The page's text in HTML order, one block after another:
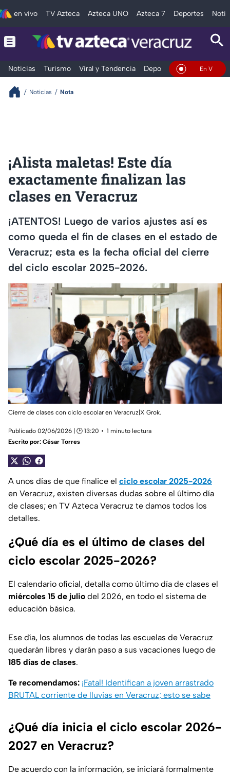
en vivo TV Azteca Azteca UNO Azteca 7 Deportes
Noticias Turismo Viral y Tendencia Deportes Espectáculos
En Vivo
Noticias Nota
¡Alista maletas! Este día
exactamente finalizan las
clases en Veracruz
¡ATENTOS! Luego de varios ajustes así es
como queda el fin de clases en el estado de
Veracruz; esta es la fecha oficial del cierre
del ciclo escolar 2025-2026.
Cierre de clases con ciclo escolar en Veracruz|X Grok.
Publicado 02/06/2026 | 🕑 13:20
1 minuto lectura
Escrito por: César Torres
A unos días de que finalice el ciclo escolar 2025-2026
en Veracruz, existen diversas dudas sobre el último día
de clases; en TV Azteca Veracruz te damos todos los
detalles.
¿Qué día es el último de clases del
ciclo escolar 2025-2026?
El calendario oficial, detalla como último día de clases el
miércoles 15 de julio del 2026, en todo el sistema de
educación básica.
Ese día, los alumnos de todas las escuelas de Veracruz
quedarán libres y darán paso a sus vacaciones luego de
185 días de clases.
Te recomendamos: ¡Fatal! Identifican a joven arrastrado
BRUTAL corriente de lluvias en Veracruz; esto se sabe
¿Qué día inicia el ciclo escolar 2026-
2027 en Veracruz?
De acuerdo con la información, se iniciará formalmente